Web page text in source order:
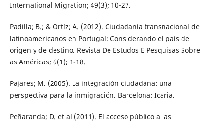
International Migration; 49(3); 10-27.
Padilla; B.; & Ortíz; A. (2012). Ciudadanía transnacional de
latinoamericanos en Portugal: Considerando el país de
origen y de destino. Revista De Estudos E Pesquisas Sobre
as Américas; 6(1); 1-18.
Pajares; M. (2005). La integración ciudadana: una
perspectiva para la inmigración. Barcelona: Icaria.
Peñaranda; D. et al (2011). El acceso público a las